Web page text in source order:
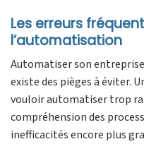
Les erreurs
l’automatisation
Automatiser son
existe des pièges à éviter.
vouloir automatiser trop
compréhension des
inefficacités encore plus